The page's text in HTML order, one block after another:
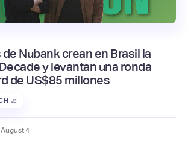
Nubank crean en Brasil la
y levantan una ronda
de US$85 millones
📈
August4